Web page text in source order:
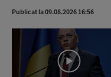
Publicat la 09.08.2026 16:56